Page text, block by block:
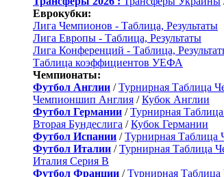
Еврокубки:
Лига Чемпионов - Таблица, Результаты
Лига Европы - Таблица, Результаты
Лига Конференций - Таблица,
Таблица коэффициентов УЕФА
Чемпионаты:
Футбол Англии /Турнирная Таблица
Чемпионшип Англия /Кубок Англии
Футбол Германии /Турнирная
Вторая Бундеслига /Кубок Германии
Футбол Испании /Турнирная Таблица
Футбол Италии /Турнирная Таблица
Италия Серия B
Футбол Франции /Турнирная